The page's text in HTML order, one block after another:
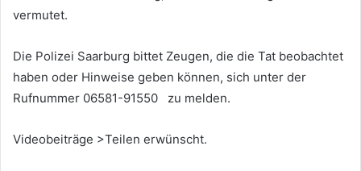
vermutet.
Die Polizei Saarburg bittet Zeugen, die die Tat beobachtet
haben oder Hinweise geben können, sich unter der
Rufnummer 06581-91550 zu melden.
Videobeiträge >Teilen erwünscht.